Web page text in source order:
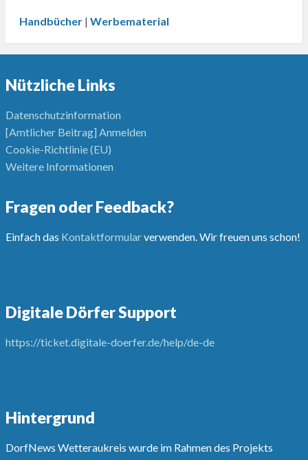
Handbücher| Werbematerial
Nützliche Links
Datenschutzinformation
[Amtlicher Beitrag] Anmelden
Cookie-Richtlinie (EU)
Weitere Informationen
Fragen oder Feedback?
Einfach das Kontaktformularverwenden. Wir freuen uns schon!
Digitale Dörfer Support
https://ticket.digitale-doerfer.de/help/de-de
Hintergrund
DorfNews Wetteraukreis wurde im Rahmen des Projekts